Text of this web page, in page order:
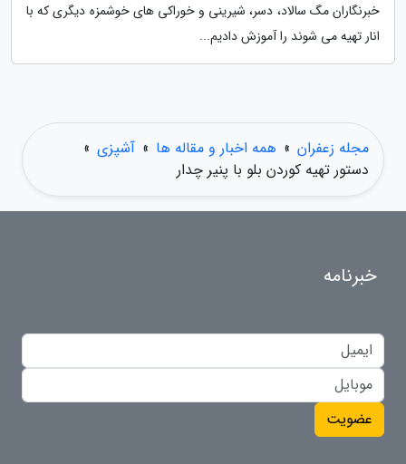
خبرنگاران مگ سالاد، دسر، شیرینی و خوراکی های خوشمزه دیگری که با
انار تهیه می شوند را آموزش دادیم...
مجله زعفران » همه اخبار و مقاله ها » آشپزی »
دستور تهیه کوردن بلو با پنیر چدار
خبرنامه
عضویت